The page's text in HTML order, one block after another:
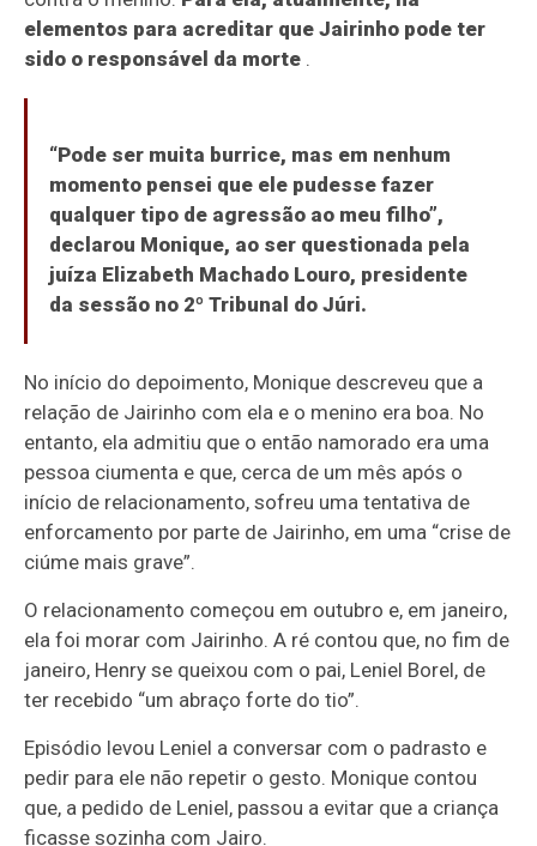
elementos para acreditar que Jairinho pode ter
sido o responsável da morte .
“Pode ser muita burrice, mas em nenhum
momento pensei que ele pudesse fazer
qualquer tipo de agressão ao meu filho”,
declarou Monique, ao ser questionada pela
juíza Elizabeth Machado Louro, presidente
da sessão no 2º Tribunal do Júri.
No início do depoimento, Monique descreveu que a
relação de Jairinho com ela e o menino era boa. No
entanto, ela admitiu que o então namorado era uma
pessoa ciumenta e que, cerca de um mês após o
início de relacionamento, sofreu uma tentativa de
enforcamento por parte de Jairinho, em uma “crise de
ciúme mais grave”.
O relacionamento começou em outubro e, em janeiro,
ela foi morar com Jairinho. A ré contou que, no fim de
janeiro, Henry se queixou com o pai, Leniel Borel, de
ter recebido “um abraço forte do tio”.
Episódio levou Leniel a conversar com o padrasto e
pedir para ele não repetir o gesto. Monique contou
que, a pedido de Leniel, passou a evitar que a criança
ficasse sozinha com Jairo.